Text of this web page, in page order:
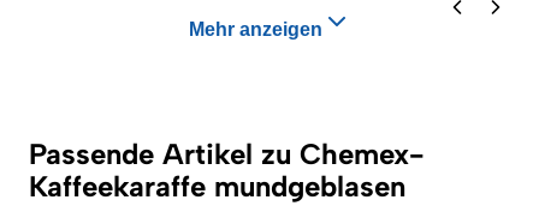
Mehr anzeigen
Passende Artikel zu Chemex-
Kaffeekaraffe mundgeblasen